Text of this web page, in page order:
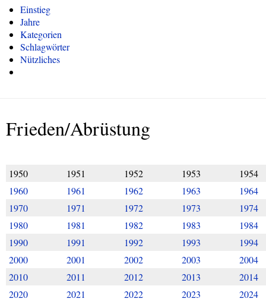
Einstieg
Jahre
Kategorien
Schlagwörter
Nützliches
Frieden/Abrüstung
1950 1951 1952 1953
1954
1960
1961 1962 1963
1964
1970
1971 1972 1973
1974
1980
1981 1982 1983
1984
1990
1991 1992 1993
1994
2000
2001 2002 2003
2004
2010
2011 2012 2013
2014
2020
2021 2022 2023 2024